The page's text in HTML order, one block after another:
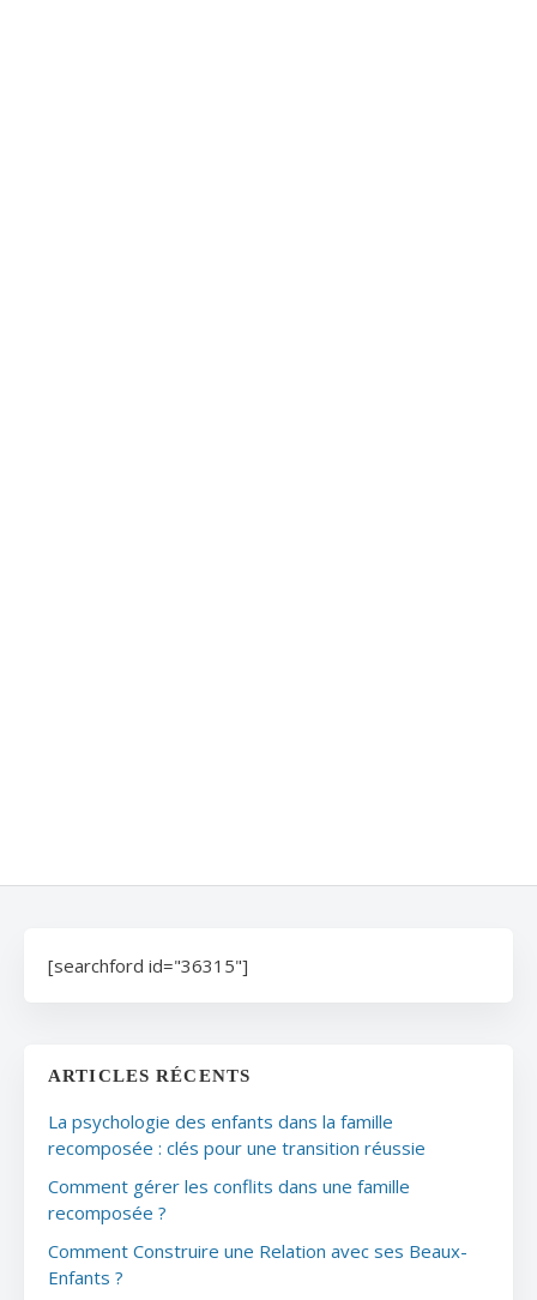
[searchford id="36315"]
ARTICLES RÉCENTS
La psychologie des enfants dans la famille
recomposée : clés pour une transition réussie
Comment gérer les conflits dans une famille
recomposée ?
Comment Construire une Relation avec ses Beaux-
Enfants ?